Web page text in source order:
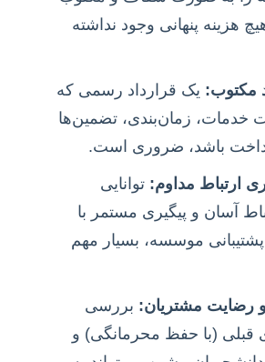
هزینه پنهانی وجود نداشته
مکتوب: یک قرارداد رسمی که
خدمات، زمان‌بندی، تضمین‌ها
باشد، ضروری است.
ارتباط مداوم: توانایی
آسان و پیگیری مستمر با
موسسه، بسیار مهم
و رضایت مشتریان: بررسی
قبلی (با حفظ محرمانگی) و